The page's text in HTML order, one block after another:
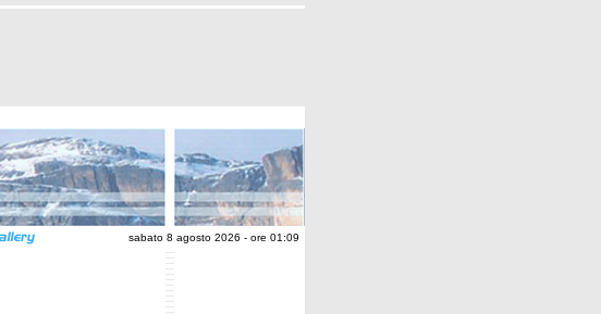
sabato 8 agosto 2026 - ore 01:09